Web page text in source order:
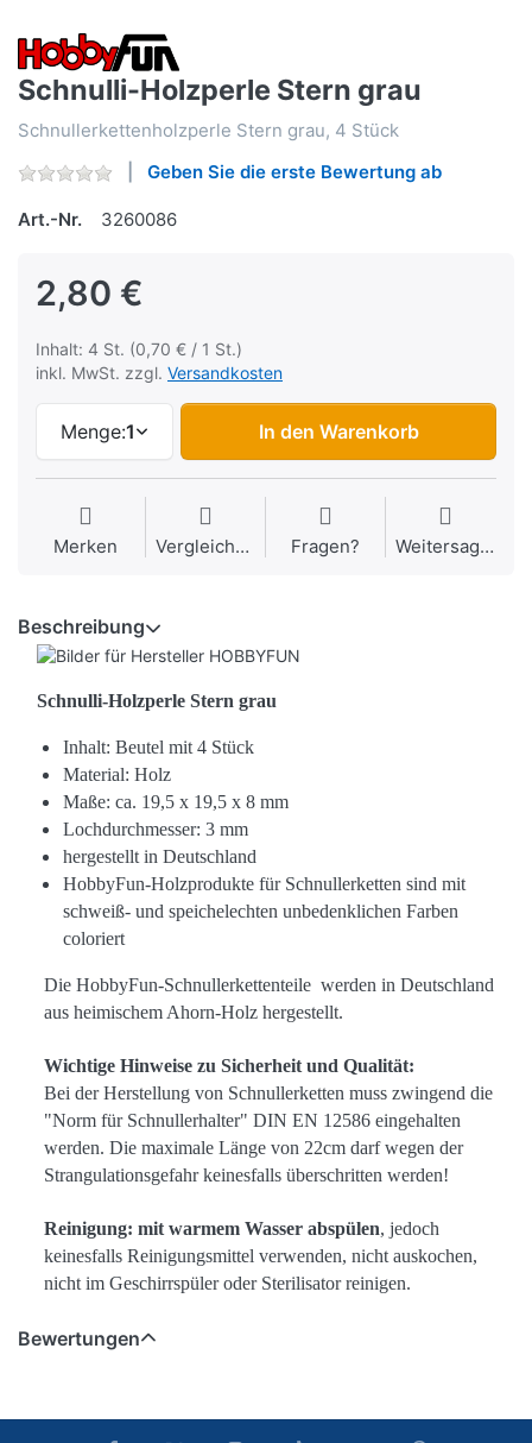
Schnulli-Holzperle Stern grau
Schnullerkettenholzperle Stern grau, 4 Stück
Geben Sie die erste Bewertung ab
Art.-Nr. 3260086
2,80 €
Inhalt: 4 St. (0,70 € / 1 St.)
inkl. MwSt. zzgl. Versandkosten
Menge:1 In den Warenkorb
Merken Vergleichen Fragen? Weitersagen
Beschreibung
Schnulli-Holzperle Stern grau
Inhalt: Beutel mit 4 Stück
Material: Holz
Maße: ca. 19,5 x 19,5 x 8 mm
Lochdurchmesser: 3 mm
hergestellt in Deutschland
HobbyFun-Holzprodukte für Schnullerketten sind mit
schweiß- und speichelechten unbedenklichen Farben
coloriert
Die HobbyFun-Schnullerkettenteile werden in Deutschland
aus heimischem Ahorn-Holz hergestellt.
Wichtige Hinweise zu Sicherheit und Qualität:
Bei der Herstellung von Schnullerketten muss zwingend die
"Norm für Schnullerhalter" DIN EN 12586 eingehalten
werden. Die maximale Länge von 22cm darf wegen der
Strangulationsgefahr keinesfalls überschritten werden!
Reinigung: mit warmem Wasser abspülen, jedoch
keinesfalls Reinigungsmittel verwenden, nicht auskochen,
nicht im Geschirrspüler oder Sterilisator reinigen.
Bewertungen